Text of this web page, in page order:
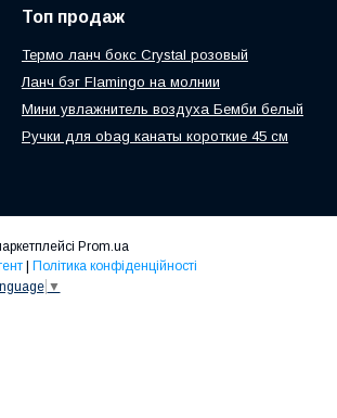
Топ продаж
Термо ланч бокс Crystal розовый
Ланч бэг Flamingo на молнии
Мини увлажнитель воздуха Бемби белый
Ручки для obag канаты короткие 45 см
Prom.ua
Політика конфіденційності
▼